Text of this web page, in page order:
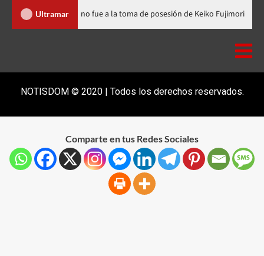
Ultramar Luis Abinader no fue a la toma de posesión de Keiko
NOTISDOM © 2020 | Todos los derechos reservados.
Comparte en tus Redes Sociales